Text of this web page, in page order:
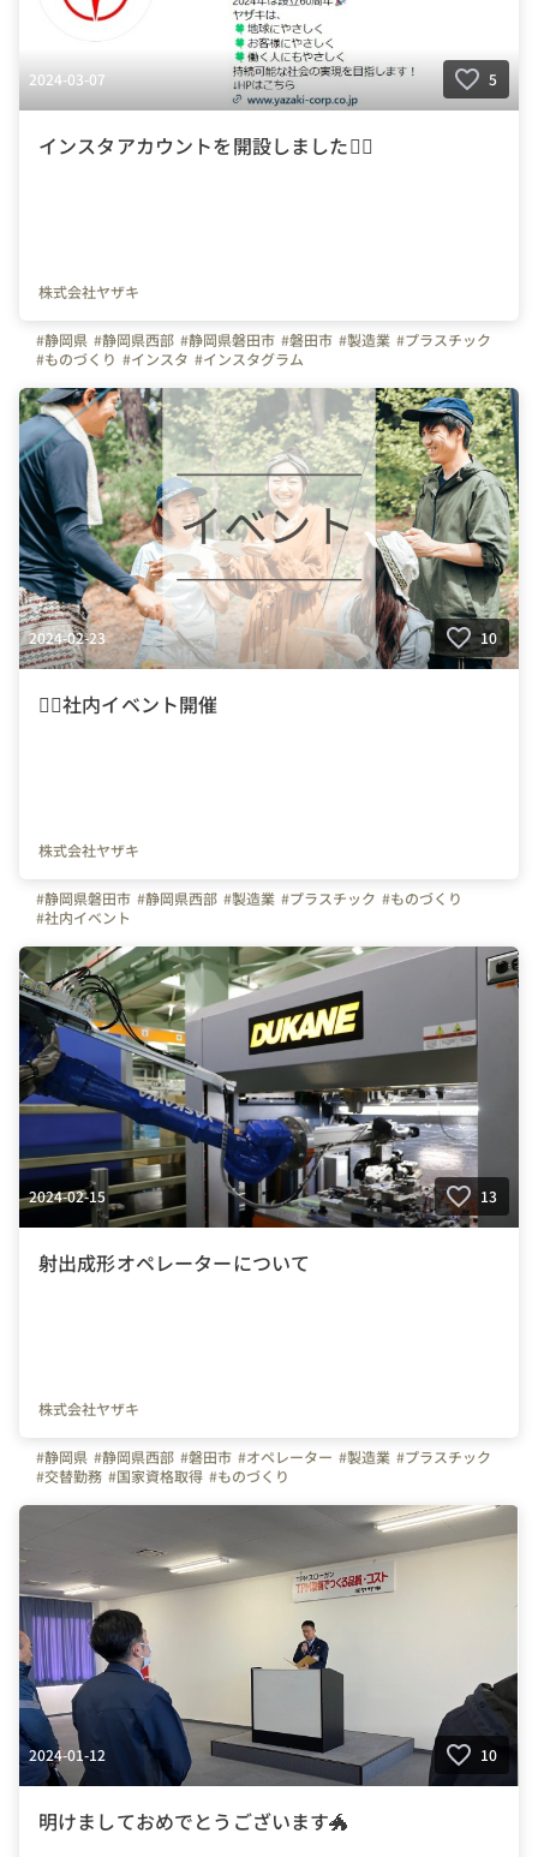
2024-03-07 5
インスタアカウントを開設しました👯‍♀️
株式会社ヤザキ
#静岡県 #静岡県西部 #静岡県磐田市 #磐田市 #製造業 #プラスチック
#ものづくり #インスタ #インスタグラム
2024-02-23 10
👯‍♀️社内イベント開催
株式会社ヤザキ
#静岡県磐田市 #静岡県西部 #製造業 #プラスチック #ものづくり
#社内イベント
2024-02-15 13
射出成形オペレーターについて
株式会社ヤザキ
#静岡県 #静岡県西部 #磐田市 #オペレーター #製造業 #プラスチック
#交替勤務 #国家資格取得 #ものづくり
2024-01-12 10
明けましておめでとうございます🐲